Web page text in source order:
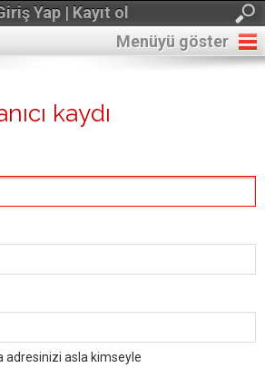
Yap | Kayıt ol
Menüyü göster
kaydı
adresinizi asla kimseyle